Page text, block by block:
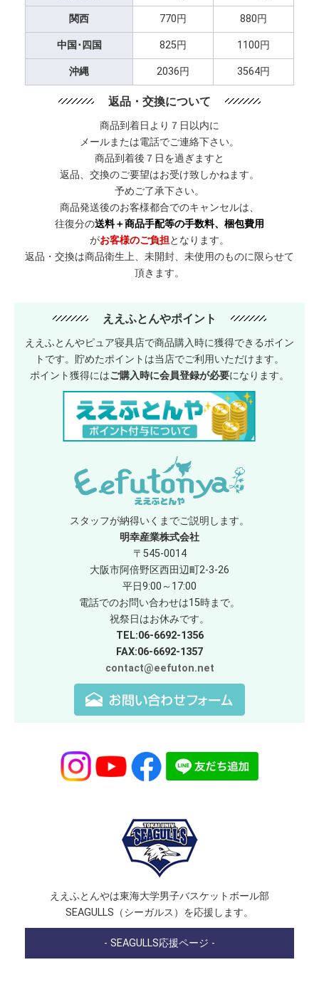
関西 770円 880円
中国･四国 825円 1100円
沖縄 2036円 3564円
返品・交換について
商品到着日より７日以内に
メールまたは電話でご連絡下さい。
商品到着後７日を過ぎますと
返品、交換のご要望はお受け致しかねます。
予めご了承下さい。
商品発送後のお客様都合でのキャンセルは、
往復分の送料＋商品手配等の手数料、梱包費用
がお客様のご負担となります。
返品・交換は商品衛生上、未開封、未使用のものに限らせて
頂きます。
ええふとんやポイント
ええふとんやピュア寝具店で商品購入時に獲得できるポイン
トです。貯めたポイントは当店でご利用いただけます。
ポイント獲得にはご購入時に会員登録が必要になります。
スタッフが納得いくまでご説明します。
明幸産業株式会社
〒545-0014
大阪市阿倍野区西田辺町2-3-26
平日9:00～17:00
電話でのお問い合わせは15時まで。
祝祭日はお休みです。
TEL:06-6692-1356
FAX:06-6692-1357
contact@eefuton.net
ええふとんやは東海大学男子バスケットボール部
SEAGULLS（シーガルス）を応援します。
- SEAGULLS応援ページ -